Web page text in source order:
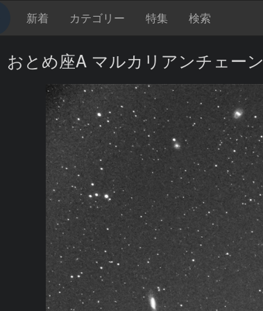
新着 カテゴリー 特集 検索
おとめ座A マルカリアンチェーン